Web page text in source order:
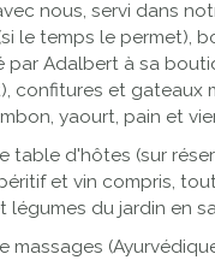
nous, servi dans
le temps le permet),
par Adalbert à sa
confitures et gateaux
yaourt, pain et
table d'hôtes (sur
et vin compris,
légumes du jardin en
massages